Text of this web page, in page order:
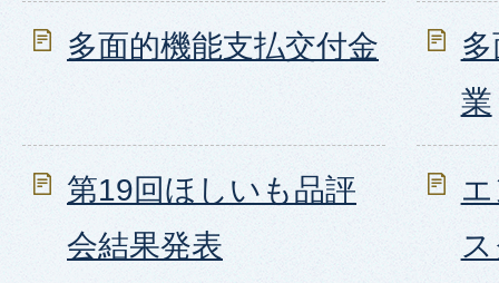
多面的機能支払交付金
業
第19回ほしいも品評
会結果発表